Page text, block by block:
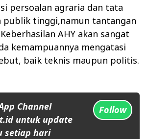
persoalan agraria dan tata
publik tinggi,namun tantangan
AHY akan sangat
kemampuannya mengatasi
baik teknis maupun politis.
Channel
untuk update
setiap hari
Follow